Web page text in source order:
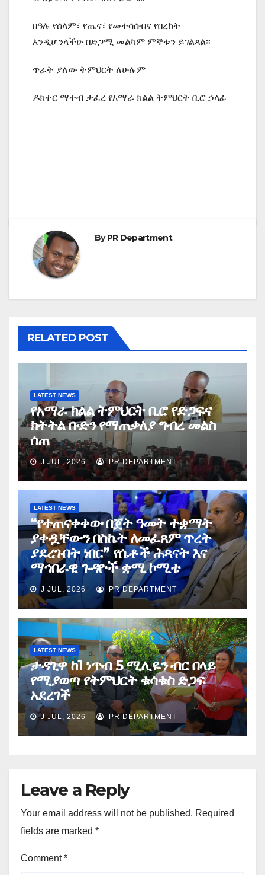
በዓሉ የሰላም፣ የጤና፣ የመተሳሰብና የበረከት
እንዲሆንላችሁ በድጋሚ መልካም ምኞቱን ይገልጻል፡፡
ጥራት ያለው ትምህርት ለሁሉም
ዶክተር ማተብ ታፈረ የአማራ ክልል ትምህርት ቢሮ ኃላፊ
ByPR Department
RELATED POST
LATEST NEWS
የአማራ ክልል ትምህርት ቢሮ የድጋፍና
ክትትል ቡድን የማጠቃለያ ግብረ መልስ
ሰጠ
J JUL, 2026 PR DEPARTMENT
LATEST NEWS
“የተጠናቀቀው በጀት ዓመት ተቋማት
ያቀዷቸውን በስኬት ለመፈጸም ጥረት
ያደረጉበት ነበር” የሴቶች ሕጻናት እና
ማኅበራዊ ጉዳዮች ቋሚ ኮሚቴ
J JUL, 2026 PR DEPARTMENT
LATEST NEWS
ታዳጊዋ ከ1 ነጥብ 5 ሚሊዬን ብር በላይ
የሚያወጣ የትምህርት ቁሳቁስ ድጋፍ
አደረገች
J JUL, 2026 PR DEPARTMENT
Leave a Reply
Your email address will not be published. Required
fields are marked *
Comment*